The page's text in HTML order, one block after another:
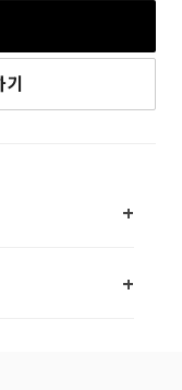
기